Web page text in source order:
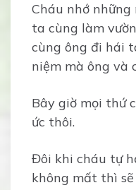
Cháu nhớ
ta cùng làm
cùng ông đi hái
niệm mà ông và
Bây giờ mọi thứ
ức thôi.
Đôi khi cháu tự
không mất thì sẽ